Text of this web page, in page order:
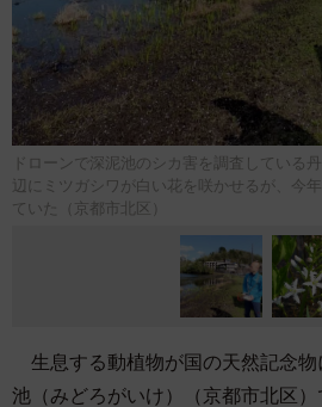
ドローンで深泥池のシカ害を調査している
辺にミツガシワが白い花を咲かせるが、今
ていた（京都市北区）
生息する動植物が国の天然記念物
池（みどろがいけ）（京都市北区